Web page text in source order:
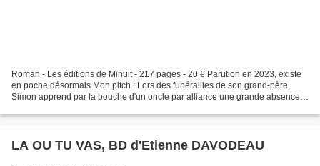
Roman - Les éditions de Minuit - 217 pages - 20 € Parution en 2023, existe
en poche désormais Mon pitch : Lors des funérailles de son grand-père,
Simon apprend par la bouche d'un oncle par alliance une grande absence
LA OU TU VAS, BD d'Etienne DAVODEAU